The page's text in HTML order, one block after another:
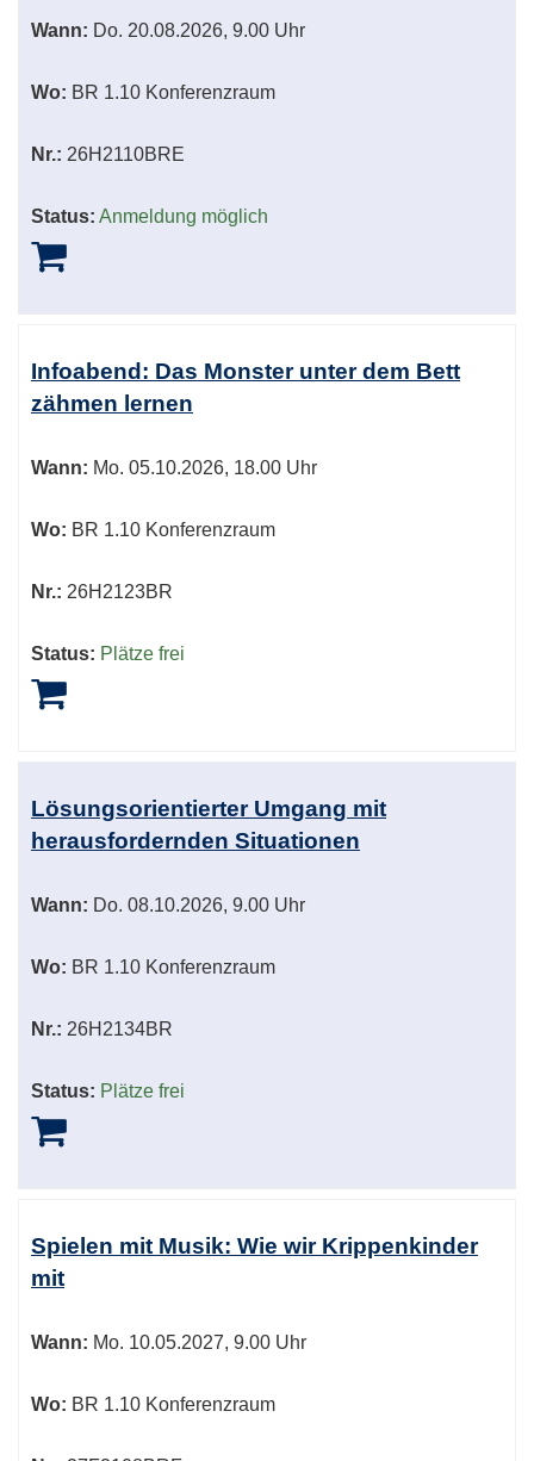
Wann: Do. 20.08.2026, 9.00 Uhr
Wo: BR 1.10 Konferenzraum
Nr.: 26H2110BRE
Status: Anmeldung möglich
Infoabend: Das Monster unter dem Bett
zähmen lernen
Wann: Mo. 05.10.2026, 18.00 Uhr
Wo: BR 1.10 Konferenzraum
Nr.: 26H2123BR
Status: Plätze frei
Lösungsorientierter Umgang mit
herausfordernden Situationen
Wann: Do. 08.10.2026, 9.00 Uhr
Wo: BR 1.10 Konferenzraum
Nr.: 26H2134BR
Status: Plätze frei
Spielen mit Musik: Wie wir Krippenkinder
mit
Wann: Mo. 10.05.2027, 9.00 Uhr
Wo: BR 1.10 Konferenzraum